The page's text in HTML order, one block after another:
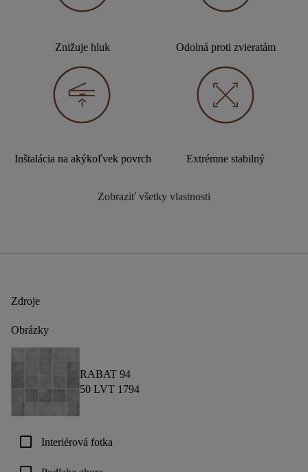
Znižuje hluk Odolná proti zvieratám
Inštalácia na akýkoľvek povrch Extrémne stabilný
Zobraziť všetky vlastnosti
Zdroje
Obrázky
RABAT 94
50 LVT 1794
check_box_outline_blank Interiérová fotka